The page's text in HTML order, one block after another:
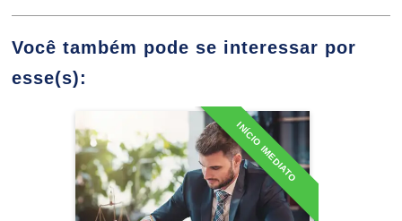
Aspectos Gerais do Direito Penal
Teoria do crime, Teoria do Delito:
Conceitos
Você também pode se interessar por
esse(s):
INÍCIO IMEDIATO
Especialização em Direito e
Processo do Trabalho
Detalhes do curso